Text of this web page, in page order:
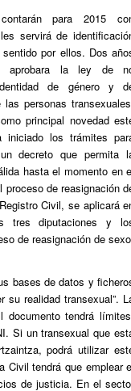
para 2015
servirá de
por ellos. Dos
aprobara la ley de
de género y
personas
principal novedad
iniciado los trámites
decreto que permita
hasta el momento en
de reasignación
Civil, se aplicará
tres diputaciones y
de reasignación de
bases de datos y
su realidad transexual”.
tendrá
Si un transexual que
podrá utilizar
Civil tendrá que emplear
de justicia. En el